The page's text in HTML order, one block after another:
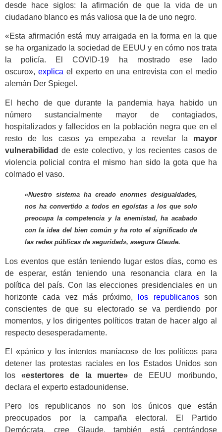
desde hace siglos: la afirmación de que la vida de un
ciudadano blanco es más valiosa que la de uno negro.
«Esta afirmación está muy arraigada en la forma en la que
se ha organizado la sociedad de EEUU y en cómo nos trata
la policía. El COVID-19 ha mostrado ese lado
oscuro», explica el experto en una entrevista con el medio
alemán Der Spiegel.
El hecho de que durante la pandemia haya habido un
número sustancialmente mayor de contagiados,
hospitalizados y fallecidos en la población negra que en el
resto de los casos ya empezaba a revelar la mayor
vulnerabilidad de este colectivo, y los recientes casos de
violencia policial contra el mismo han sido la gota que ha
colmado el vaso.
«Nuestro sistema ha creado enormes desigualdades,
nos ha convertido a todos en egoístas a los que solo
preocupa la competencia y la enemistad, ha acabado
con la idea del bien común y ha roto el significado de
las redes públicas de seguridad», asegura Glaude.
Los eventos que están teniendo lugar estos días, como es
de esperar, están teniendo una resonancia clara en la
política del país. Con las elecciones presidenciales en un
horizonte cada vez más próximo,
los republicanosson
conscientes de que su electorado se va perdiendo por
momentos, y los dirigentes políticos tratan de hacer algo al
respecto desesperadamente.
El «pánico y los intentos maníacos» de los políticos para
detener las protestas raciales en los Estados Unidos son
los «estertores de la muerte» de EEUU moribundo,
declara el experto estadounidense.
Pero los republicanos no son los únicos que están
preocupados por la campaña electoral. El Partido
Demócrata, cree Glaude, también está centrándose